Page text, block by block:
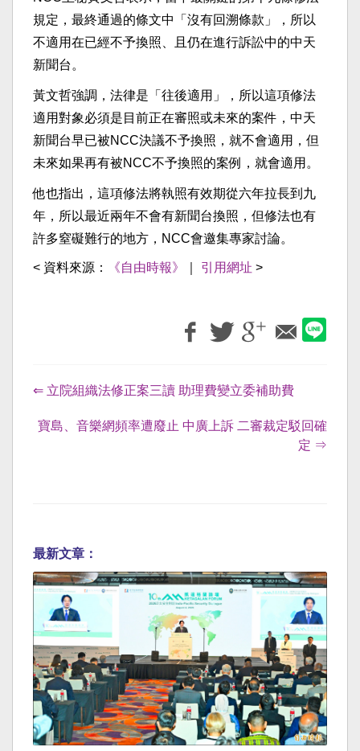
規定，最終通過的條文中「沒有回溯條款」，所以
不適用在已經不予換照、且仍在進行訴訟中的中天
新聞台。
黃文哲強調，法律是「往後適用」，所以這項修法
適用對象必須是目前正在審照或未來的案件，中天
新聞台早已被NCC決議不予換照，就不會適用，但
未來如果再有被NCC不予換照的案例，就會適用。
他也指出，這項修法將執照有效期從六年拉長到九
年，所以最近兩年不會有新聞台換照，但修法也有
許多窒礙難行的地方，NCC會邀集專家討論。
< 資料來源： 《自由時報》 引用網址 >
⇐ 立院組織法修正案三讀 助理費變立委補助費
寶島、音樂網頻率遭廢止 中廣上訴 二審裁定駁回確
定 ⇒
最新文章：